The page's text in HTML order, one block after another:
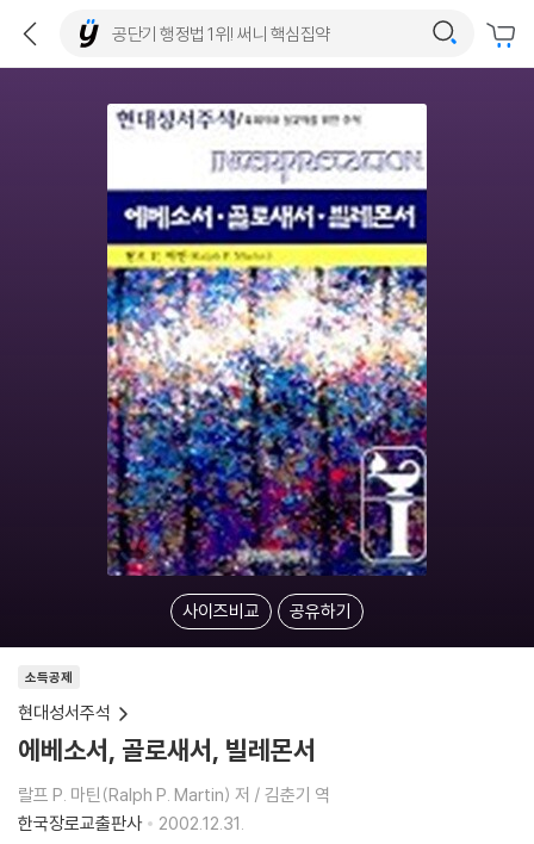
사이즈비교 공유하기
소득공제
현대성서주석
에베소서, 골로새서, 빌레몬서
랄프 P. 마틴(Ralph P. Martin) 저 / 김춘기 역
한국장로교출판사
2002.12.31.